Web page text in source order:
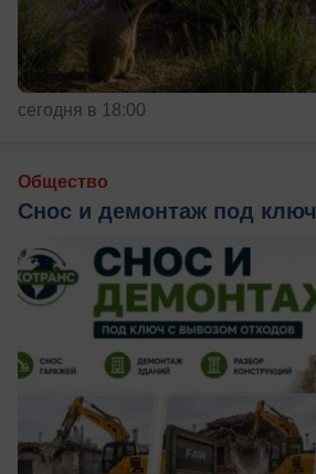
сегодня в 18:00
Общество
Снос и демонтаж под ключ